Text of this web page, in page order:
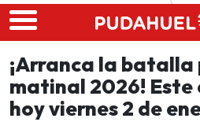
Skip to main content
¡Arranca la
matinal 2026! Este
hoy viernes 2 de